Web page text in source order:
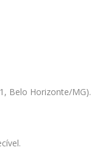
Belo Horizonte/MG).